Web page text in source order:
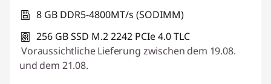
8 GB DDR5-4800MT/s (SODIMM)
256 GB SSD M.2 2242 PCIe 4.0 TLC
Voraussichtliche Lieferung zwischen dem 19.08.
und dem 21.08.